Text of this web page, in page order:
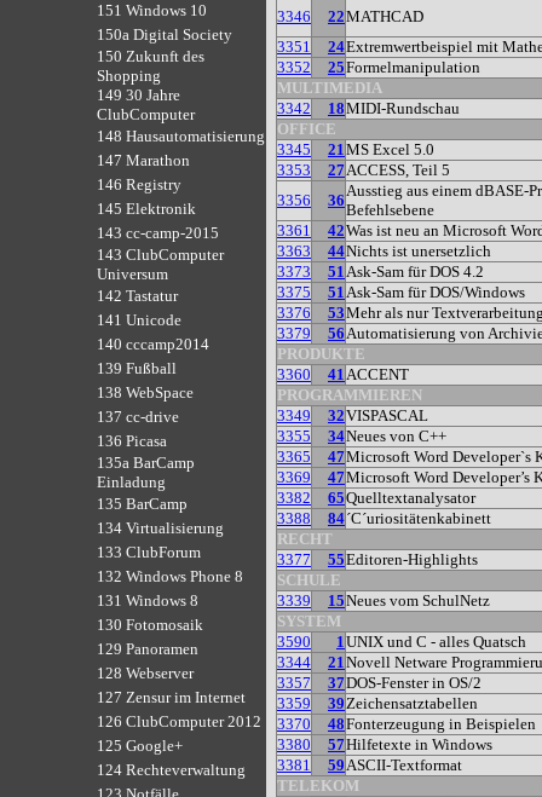
151 Windows 10
150a Digital Society
150 Zukunft des
Shopping
149 30 Jahre
ClubComputer
148 Hausautomatisierung
147 Marathon
146 Registry
145 Elektronik
143 cc-camp-2015
143 ClubComputer
Universum
142 Tastatur
141 Unicode
140 cccamp2014
139 Fußball
138 WebSpace
137 cc-drive
136 Picasa
135a BarCamp
Einladung
135 BarCamp
134 Virtualisierung
133 ClubForum
132 Windows Phone 8
131 Windows 8
130 Fotomosaik
129 Panoramen
128 Webserver
127 Zensur im Internet
126 ClubComputer 2012
125 Google+
124 Rechteverwaltung
3346
22MATHCAD
3351
24Extremwertbeispiel mit
3352
25Formelmanipulation
MULTIMEDIA
3342
18MIDI-Rundschau
OFFICE
3345
21MS Excel 5.0
3353
27ACCESS, Teil 5
3356
36
Ausstieg aus einem dBASE-
Befehlsebene
3361
42Was ist neu an Microsoft
3363
44Nichts ist unersetzlich
3373
51Ask-Sam für DOS 4.2
3375
51Ask-Sam für DOS/Windows
3376
53Mehr als nur
3379
56Automatisierung von
PRODUKTE
3360
41ACCENT
PROGRAMMIEREN
3349
32VISPASCAL
3355
34Neues von C++
3365
47Microsoft Word Developer`s
3369
47Microsoft Word Developer’s
3382
65Quelltextanalysator
3388
84´C´uriositätenkabinett
RECHT
3377
55Editoren-Highlights
SCHULE
3339
15Neues vom SchulNetz
SYSTEM
3590
1UNIX und C - alles Quatsch
3344
21Novell Netware
3357
37DOS-Fenster in OS/2
3359
39Zeichensatztabellen
3370
48Fonterzeugung in Beispielen
3380
57Hilfetexte in Windows
3381
59ASCII-Textformat
TELEKOM